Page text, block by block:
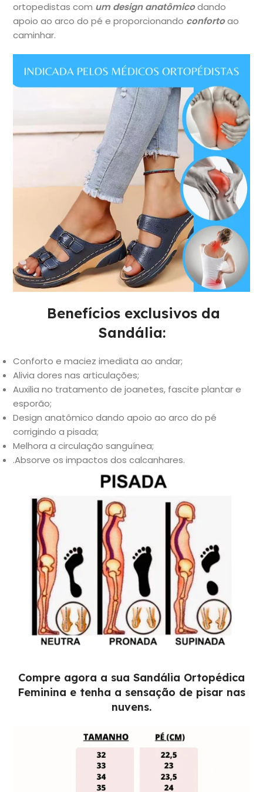
ortopedistas com um design anatômicodando
apoio ao arco do pé e proporcionando confortoao
caminhar.
Benefícios exclusivos da
Sandália:
Conforto e maciez imediata ao andar;
Alivia dores nas articulações;
Auxilia no tratamento de joanetes, fascite plantar e
esporão;
Design anatômico dando apoio ao arco do pé
corrigindo a pisada;
Melhora a circulação sanguínea;
.Absorve os impactos dos calcanhares.
Compre agora a sua Sandália Ortopédica
Feminina e tenha a sensação de pisar nas
nuvens.